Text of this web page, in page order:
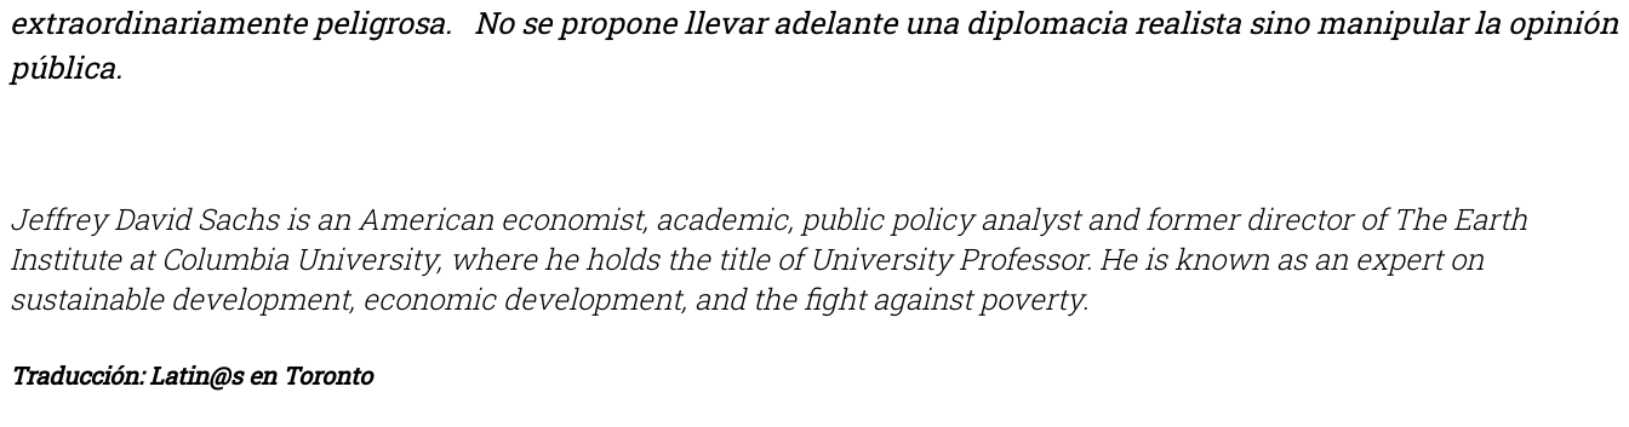
extraordinariamente peligrosa.
No se propone llevar adelante una diplomacia realista sino manipular la opinión
pública.
Jeffrey David Sachs is an American economist, academic, public policy analyst and former director of The Earth
Institute at Columbia University, where he holds the title of University Professor. He is known as an expert on
sustainable development, economic development, and the fight against poverty.
Traducción: Latin@s en Toronto